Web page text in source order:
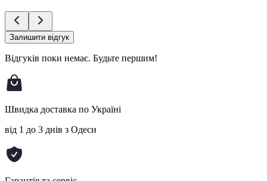
Залишити відгук
Відгуків поки немає. Будьте першим!
Швидка доставка по Україні
від 1 до 3 днів з Одеси